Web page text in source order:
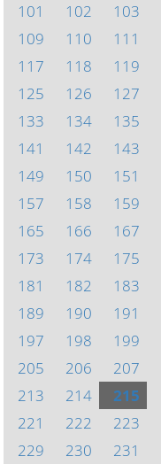
101
102 103
109
110 111
117
118 119
125
126 127
133
134 135
141
142 143
149
150 151
157
158 159
165
166 167
173
174 175
181
182 183
189
190 191
197
198 199
205
206 207
213
214 215
221
222 223
229
230 231